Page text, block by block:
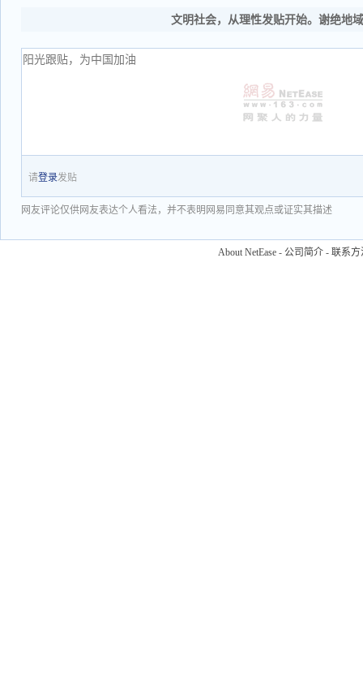
文明社会，从理性发贴开始。谢绝地
请登录发贴
网友评论仅供网友表达个人看法，并不表明网易同意其观点或证实其描述
About NetEase - 公司简介 - 联系方